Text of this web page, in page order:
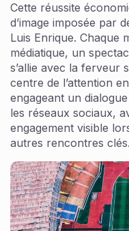
Cette réussite
d’image imposée par
Luis Enrique. Chaque
médiatique, un
s’allie avec la ferveur
centre de l’attention
engageant un
les réseaux sociaux,
engagement visible
autres rencontres clés.